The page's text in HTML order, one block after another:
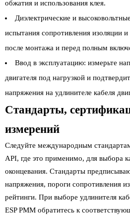
обжатия и использования клея.
Диэлектрические и
испытания сопротивления изоляции
после монтажа и перед полным
Ввод в эксплуатацию: измерьте
двигателя под нагрузкой и
напряжения на удлинителе кабеля
Стандарты,
измерений
Следуйте международным
API, где это применимо, для выбора
оконцевания. Стандарты
напряжения, пороги сопротивления
рейтинги. При выборе удлинителя
ESP PMM обратитесь к